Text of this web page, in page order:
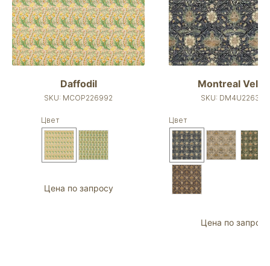
Daffodil
SKU: MCOP226992
Цвет
Цена по запросу
Montreal
SKU: DM4U226389
Цвет
Цена по запросу